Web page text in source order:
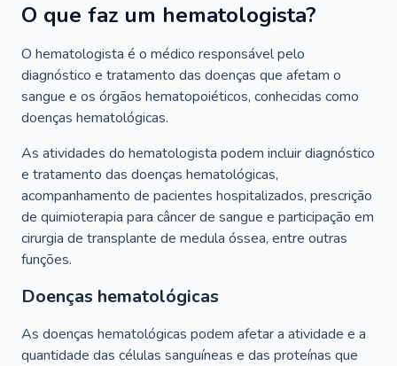
O que faz um hematologista?
O hematologista é o médico responsável pelo
diagnóstico e tratamento das doenças que afetam o
sangue e os órgãos hematopoiéticos, conhecidas como
doenças hematológicas.
As atividades do hematologista podem incluir diagnóstico
e tratamento das doenças hematológicas,
acompanhamento de pacientes hospitalizados, prescrição
de quimioterapia para câncer de sangue e participação em
cirurgia de transplante de medula óssea, entre outras
funções.
Doenças hematológicas
As doenças hematológicas podem afetar a atividade e a
quantidade das células sanguíneas e das proteínas que